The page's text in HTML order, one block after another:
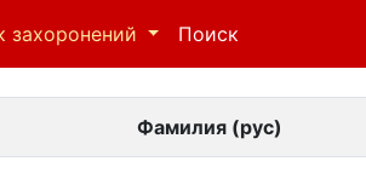
захоронений Поиск
Фамилия (рус)